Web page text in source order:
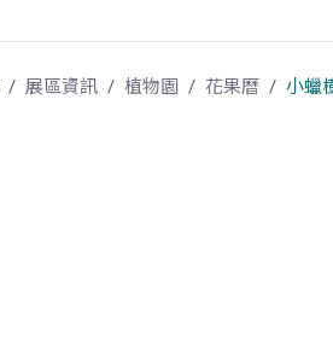
展區資訊 植物園 花果曆 小蠟